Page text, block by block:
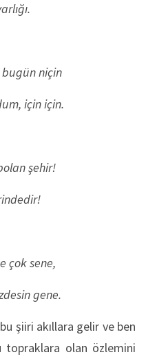
niçin
için için.
şehir!
çok sene,
gene.
şiiri akıllara gelir ve ben
topraklara olan özlemini